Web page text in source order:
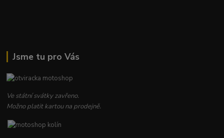
Jsme tu pro Vás
Ve státní svátky zavřeno.
Možno platit kartou na prodejně.